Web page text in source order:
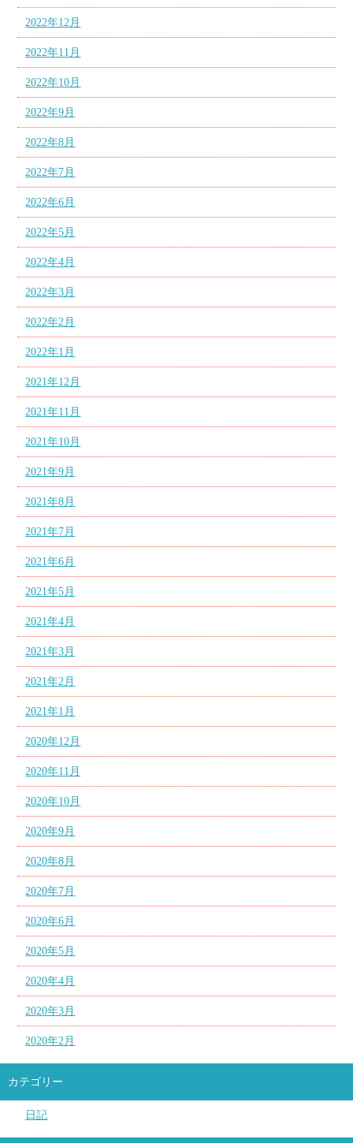
2022年12月
2022年11月
2022年10月
2022年9月
2022年8月
2022年7月
2022年6月
2022年5月
2022年4月
2022年3月
2022年2月
2022年1月
2021年12月
2021年11月
2021年10月
2021年9月
2021年8月
2021年7月
2021年6月
2021年5月
2021年4月
2021年3月
2021年2月
2021年1月
2020年12月
2020年11月
2020年10月
2020年9月
2020年8月
2020年7月
2020年6月
2020年5月
2020年4月
2020年3月
2020年2月
カテゴリー
日記